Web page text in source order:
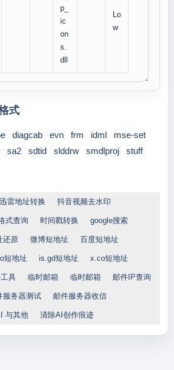
p_
ic
on
s.
dll
Lo
w
式
diagcab evn frm idml
mse-set
sa2 sdtid slddrw smdlproj
stuff
迅雷地址转换 抖音视频去水印
式查询 时间戳转换 google搜索
还原 微博短地址 百度短地址
短地址 is.gd短地址 x.co短地址
具 临时邮箱 临时邮箱 邮件IP查询
服务器测试 邮件服务器收信
与其他 清除AI创作痕迹